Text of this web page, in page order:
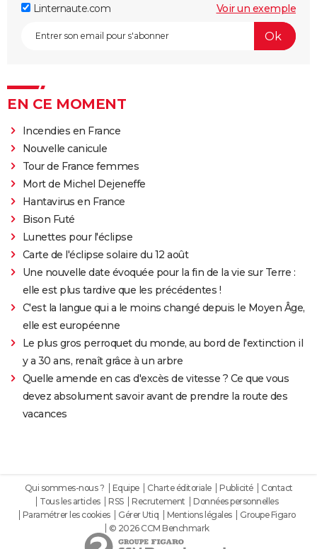
Linternaute.com Voir un exemple
EN CE MOMENT
Incendies en France
Nouvelle canicule
Tour de France femmes
Mort de Michel Dejeneffe
Hantavirus en France
Bison Futé
Lunettes pour l'éclipse
Carte de l'éclipse solaire du 12 août
Une nouvelle date évoquée pour la fin de la vie sur Terre :
elle est plus tardive que les précédentes !
C'est la langue qui a le moins changé depuis le Moyen Âge,
elle est européenne
Le plus gros perroquet du monde, au bord de l'extinction il
y a 30 ans, renaît grâce à un arbre
Quelle amende en cas d'excès de vitesse ? Ce que vous
devez absolument savoir avant de prendre la route des
vacances
Qui sommes-nous ? Equipe Charte éditoriale Publicité
Contact
Tous les articles
RSS Recrutement
Données personnelles
Paramétrer les cookies
Gérer Utiq Mentions légales
Groupe Figaro
© 2026 CCM Benchmark